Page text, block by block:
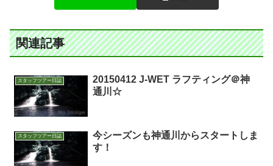
関連記事
スタッフツアー日誌
20150412 J-WET ラフティング＠神
通川☆
スタッフツアー日誌
今シーズンも神通川からスタートしま
す！